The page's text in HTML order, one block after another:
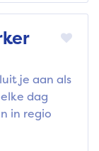
je aan als
dag
in regio